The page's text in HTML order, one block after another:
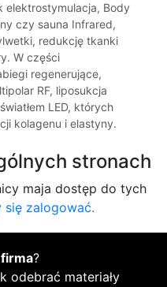
elektrostymulacja, Body
czy sauna Infrared,
redukcję tkanki
W części
regenerujące,
RF, liposukcja
LED, których
kolagenu i elastyny.
stronach
maja dostęp do tych
się zalogować.
?
odebrać materiały